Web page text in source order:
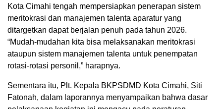
Kota Cimahi tengah mempersiapkan penerapan sistem
meritokrasi dan manajemen talenta aparatur yang
ditargetkan dapat berjalan penuh pada tahun 2026.
“Mudah-mudahan kita bisa melaksanakan meritokrasi
ataupun sistem manajemen talenta untuk penempatan
rotasi-rotasi personil,” harapnya.
Sementara itu, Plt. Kepala BKPSDMD Kota Cimahi, Siti
Fatonah, dalam laporannya menyampaikan bahwa dasar